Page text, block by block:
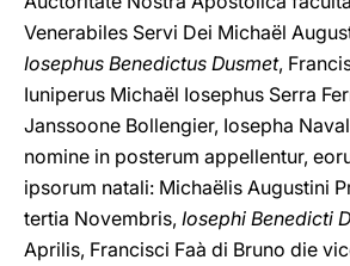
Venerabiles Servi Dei Michaël
Iosephus Benedictus Dusmet,
Iuniperus Michaël Iosephus Serra
Janssoone Bollengier, Iosepha
nomine in posterum appellentur,
ipsorum natali: Michaëlis Augustini
tertia Novembris, Iosephi Benedicti
Aprilis, Francisci Faà di Bruno die